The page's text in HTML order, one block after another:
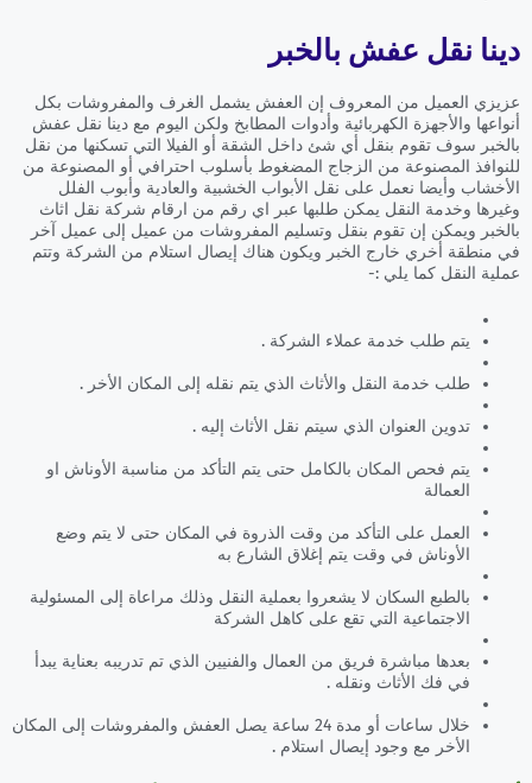
دينا نقل عفش بالخبر
عزيزي العميل من المعروف إن العفش يشمل الغرف والمفروشات بكل
أنواعها والأجهزة الكهربائية وأدوات المطابخ ولكن اليوم مع دينا نقل عفش
بالخبر سوف تقوم بنقل أي شئ داخل الشقة أو الفيلا التي تسكنها من نقل
للنوافذ المصنوعة من الزجاج المضغوط بأسلوب احترافي أو المصنوعة من
الأخشاب وأيضا نعمل على نقل الأبواب الخشبية والعادية وأبوب الفلل
وغيرها وخدمة النقل يمكن طلبها عبر اي رقم من ارقام شركة نقل اثاث
بالخبر ويمكن إن تقوم بنقل وتسليم المفروشات من عميل إلى عميل آخر
في منطقة أخري خارج الخبر ويكون هناك إيصال استلام من الشركة وتتم
عملية النقل كما يلي :-
يتم طلب خدمة عملاء الشركة .
طلب خدمة النقل والأثاث الذي يتم نقله إلى المكان الأخر .
تدوين العنوان الذي سيتم نقل الأثاث إليه .
يتم فحص المكان بالكامل حتى يتم التأكد من مناسبة الأوناش او
العمالة
العمل على التأكد من وقت الذروة في المكان حتى لا يتم وضع
الأوناش في وقت يتم إغلاق الشارع به
بالطبع السكان لا يشعروا بعملية النقل وذلك مراعاة إلى المسئولية
الاجتماعية التي تقع على كاهل الشركة
بعدها مباشرة فريق من العمال والفنيين الذي تم تدريبه بعناية يبدأ
في فك الأثاث ونقله .
خلال ساعات أو مدة 24 ساعة يصل العفش والمفروشات إلى المكان
الأخر مع وجود إيصال استلام .